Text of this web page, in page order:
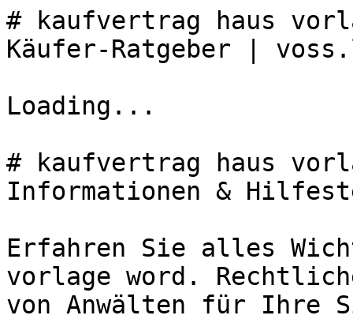
# kaufvertrag haus
Käufer-Ratgeber |
Loading...
# kaufvertrag haus
Informationen &
Erfahren Sie alles
vorlage word.
von Anwälten für Ihre